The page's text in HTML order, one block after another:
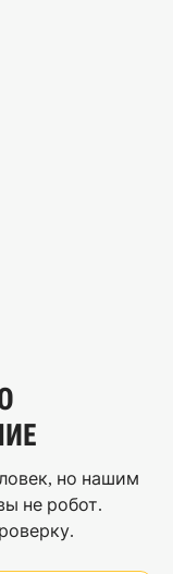
но нашим
не робот.